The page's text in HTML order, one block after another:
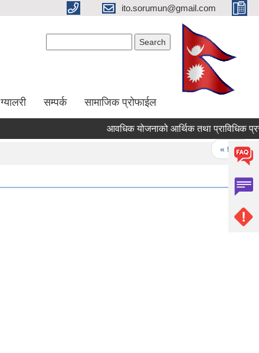
ito.sorumun@gmail.com
ग्यालरी सम्पर्क सामाजिक प्रोफाईल
आवधिक योजनाको आर्थिक तथा प्राविधिक
« first